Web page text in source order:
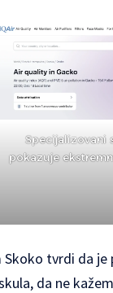
Specijalizovani
pokazuje
tvrdi da
da ne